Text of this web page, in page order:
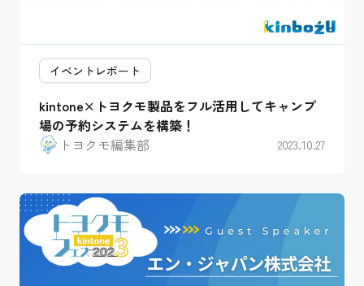
イベントレポート
kintone×トヨクモ製品をフル活用してキャンプ
場の予約システムを構築！
トヨクモ編集部
2023.10.27